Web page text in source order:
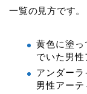
一覧の見方です。
黄色に塗っ
でいた男性
アンダー
男性アーテ